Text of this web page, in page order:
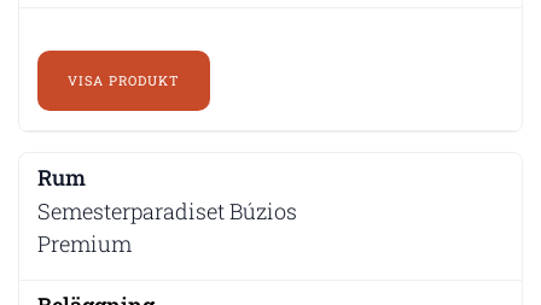
VISA PRODUKT
Semesterparadiset Búzios
Premium